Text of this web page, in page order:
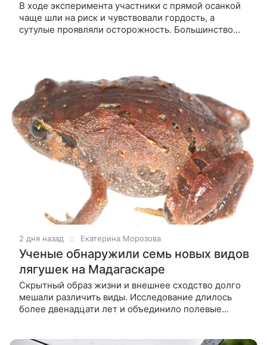
В ходе эксперимента участники с прямой осанкой
чаще шли на риск и чувствовали гордость, а
сутулые проявляли осторожность. Большинство
2 дня назад Екатерина Морозова
Ученые обнаружили семь новых видов
лягушек на Мадагаскаре
Скрытный образ жизни и внешнее сходство долго
мешали различить виды. Исследование длилось
более двенадцати лет и объединило полевые